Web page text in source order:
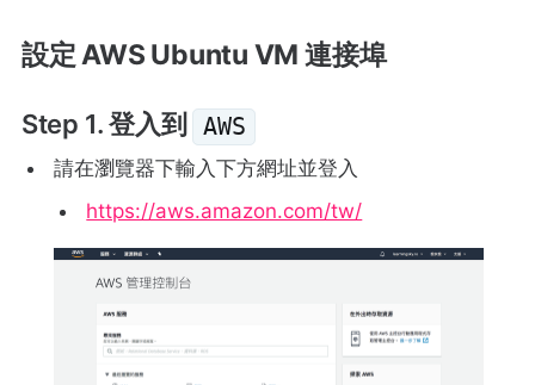
設定 AWS Ubuntu VM 連接埠
Step 1. 登入到 AWS
請在瀏覽器下輸入下方網址並登入
https://aws.amazon.com/tw/